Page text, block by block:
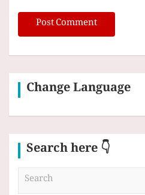
Change Language
Search here 👇